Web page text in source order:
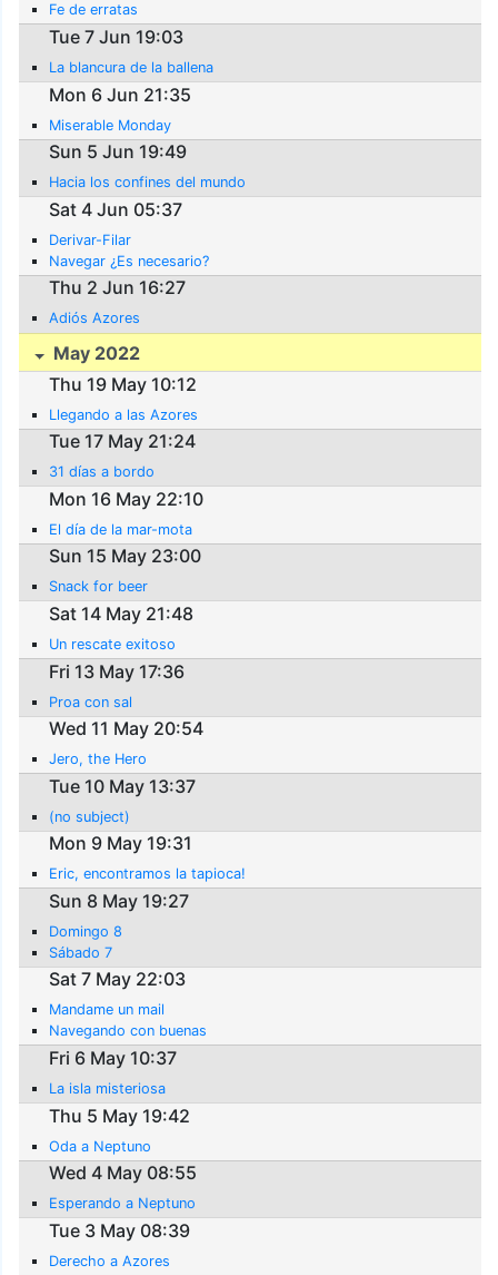
Fe de erratas
Tue 7 Jun 19:03
La blancura de la ballena
Mon 6 Jun 21:35
Miserable Monday
Sun 5 Jun 19:49
Hacia los confines del mundo
Sat 4 Jun 05:37
Derivar-Filar
Navegar ¿Es necesario?
Thu 2 Jun 16:27
Adiós Azores
May 2022
Thu 19 May 10:12
Llegando a las Azores
Tue 17 May 21:24
31 días a bordo
Mon 16 May 22:10
El día de la mar-mota
Sun 15 May 23:00
Snack for beer
Sat 14 May 21:48
Un rescate exitoso
Fri 13 May 17:36
Proa con sal
Wed 11 May 20:54
Jero, the Hero
Tue 10 May 13:37
(no subject)
Mon 9 May 19:31
Eric, encontramos la tapioca!
Sun 8 May 19:27
Domingo 8
Sábado 7
Sat 7 May 22:03
Mandame un mail
Navegando con buenas
Fri 6 May 10:37
La isla misteriosa
Thu 5 May 19:42
Oda a Neptuno
Wed 4 May 08:55
Esperando a Neptuno
Tue 3 May 08:39
Derecho a Azores